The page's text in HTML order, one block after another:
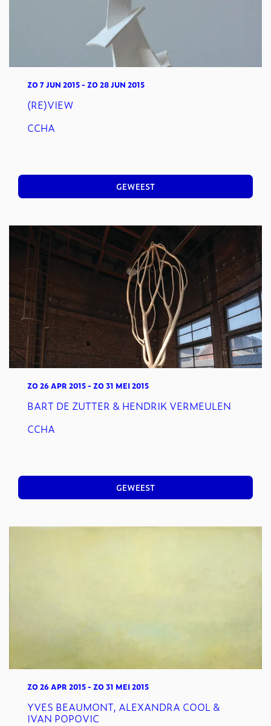
(RE)VIEW
ZO 7 JUN 2015- ZO 28 JUN 2015
CCHA
GEWEEST
BART DE ZUTTER & HENDRIK VERMEULEN
ZO 26 APR 2015- ZO 31 MEI 2015
CCHA
GEWEEST
YVES BEAUMONT, ALEXANDRA COOL &
IVAN POPOVIC
ZO 26 APR 2015- ZO 31 MEI 2015